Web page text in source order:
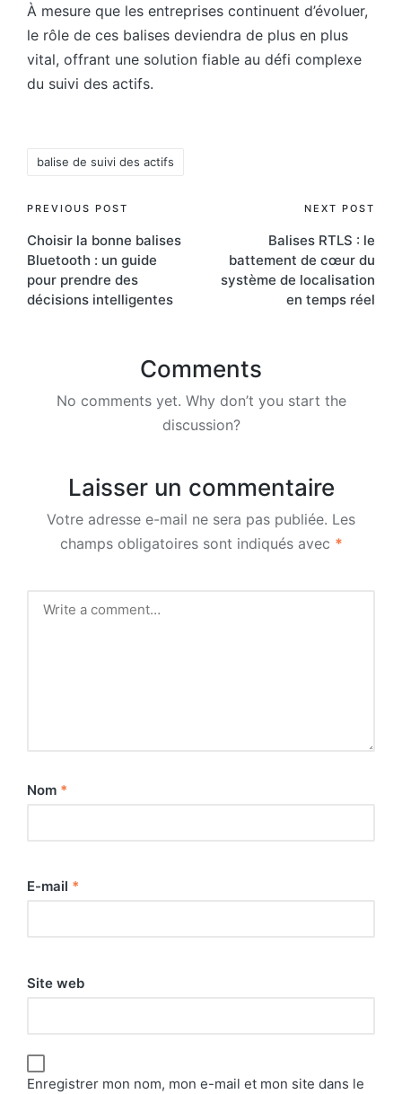
À mesure que les entreprises continuent d’évoluer,
le rôle de ces balises deviendra de plus en plus
vital, offrant une solution fiable au défi complexe
du suivi des actifs.
balise de suivi des actifs
Post
navigation
PREVIOUS POST
Choisir la bonne balises
Bluetooth : un guide
pour prendre des
décisions intelligentes
NEXT POST
Balises RTLS : le
battement de cœur du
système de localisation
en temps réel
Comments
No comments yet. Why don’t you start the
discussion?
Laisser un commentaire
Votre adresse e-mail ne sera pas publiée. Les
champs obligatoires sont indiqués avec *
Nom *
E-mail *
Site web
Enregistrer mon nom, mon e-mail et mon site dans le